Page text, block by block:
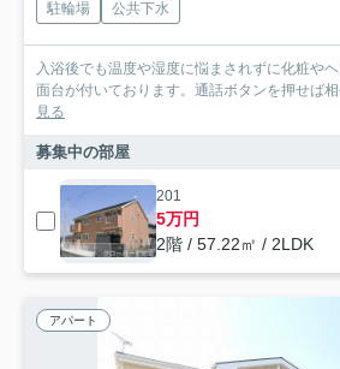
駐輪場 公共下水
入浴後でも温度や湿度に悩まされずに化粧や
面台が付いております。通話ボタンを押せば
見る
募集中の部屋
201
5万円
2階 / 57.22㎡ / 2LDK
アパート